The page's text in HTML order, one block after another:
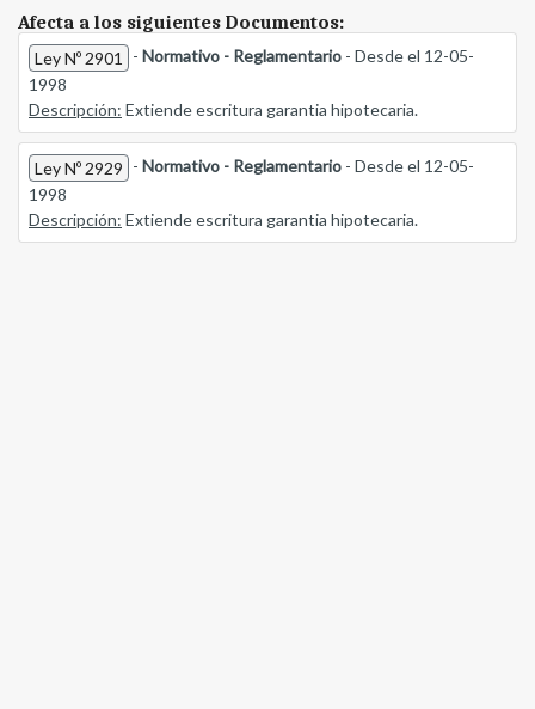
Afecta a los siguientes Documentos:
Ley Nº 2901 - Normativo - Reglamentario - Desde el 12-05-
1998
Descripción: Extiende escritura garantia hipotecaria.
Ley Nº 2929 - Normativo - Reglamentario - Desde el 12-05-
1998
Descripción: Extiende escritura garantia hipotecaria.